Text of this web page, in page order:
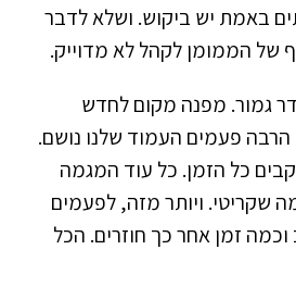
באמת יש ביקוש. ושלא לדבר
של הממומן לקהל לא מדוייק.
גמור. מפנה מקום לחדש
הרבה פעמים העמוד שלנו נושם.
כל הזמן. כל עוד המגמה
שקריטי. ויותר מזה, לפעמים
זמן אחר כך חוזרים. הכל